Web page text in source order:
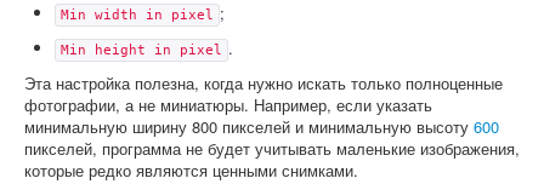
Min width in pixel ;
Min height in pixel .
Эта настройка полезна, когда нужно искать только полноценные
фотографии, а не миниатюры. Например, если указать
минимальную ширину 800 пикселей и минимальную высоту 600
пикселей, программа не будет учитывать маленькие изображения,
которые редко являются ценными снимками.